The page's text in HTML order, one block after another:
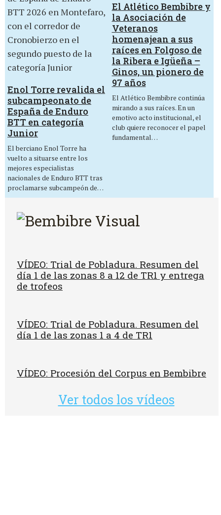
Enol Torre revalida el
subcampeonato de
España de Enduro
BTT en categoría
Junior
El berciano Enol Torre ha
vuelto a situarse entre los
mejores especialistas
nacionales de Enduro BTT tras
proclamarse subcampeón de…
El Atlético Bembibre y
la Asociación de
Veteranos
homenajean a sus
raíces en Folgoso de
la Ribera e Igüeña –
Ginos, un pionero de
97 años
El Atlético Bembibre continúa
mirando a sus raíces. En un
emotivo acto institucional, el
club quiere reconocer el papel
fundamental…
VÍDEO: Trial de Pobladura. Resumen del
día 1 de las zonas 8 a 12 de TR1 y entrega
de trofeos
VÍDEO: Trial de Pobladura. Resumen del
día 1 de las zonas 1 a 4 de TR1
VÍDEO: Procesión del Corpus en Bembibre
Ver todos los vídeos